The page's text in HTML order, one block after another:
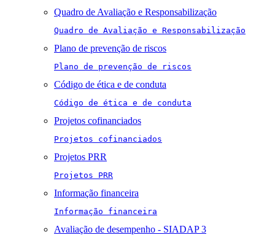
Quadro de Avaliação e Responsabilização
Quadro de Avaliação e Responsabilização
Plano de prevenção de riscos
Plano de prevenção de riscos
Código de ética e de conduta
Código de ética e de conduta
Projetos cofinanciados
Projetos cofinanciados
Projetos PRR
Projetos PRR
Informação financeira
Informação financeira
Avaliação de desempenho - SIADAP 3